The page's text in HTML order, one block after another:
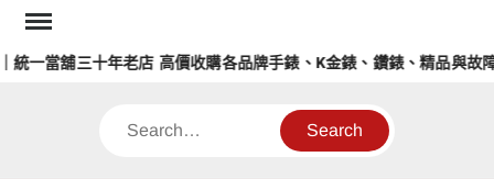
Skip
content
一當舖三十年老店 高價收購各品牌手錶、K金錶、鑽錶、精品與故障錶
Search